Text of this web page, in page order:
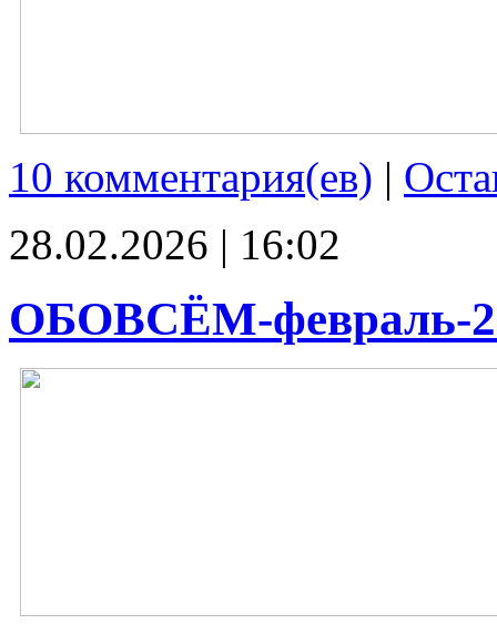
10 комментария(ев) |
28.02.2026 | 16:02
ОБОВСЁМ-февраль-